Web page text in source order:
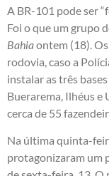
A BR-101 pode ser
Foi o que um grupo
Bahiaontem (18).
rodovia, caso a
instalar as três
Buerarema, Ilhéus e
cerca de 55
Na última quinta-
protagonizaram um